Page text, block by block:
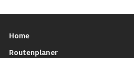
Home
Routenplaner